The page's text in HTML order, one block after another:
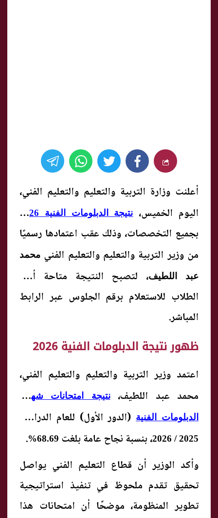
أعلنت وزارة التربية والتعليم والتعليم الفني،
اليوم الخميس،نتيجة الدبلومات الفنية 2026
بجميع التخصصات، وذلك عقب اعتمادها رسميًا
من وزير التربية والتعليم والتعليم الفني محمد
عبد اللطيف، لتصبح النتيجة متاحة أمام
الطلاب للاستعلام برقم الجلوس عبر الرابط
المباشر.
ظهور نتيجة الدبلومات الفنية 2026
اعتمد وزير التربية والتعليم والتعليم الفني،
محمد عبد اللطيف،نتيجة امتحانات شهادة
الدبلومات الفنية(الدور الأول) للعام الدراسي
2025 / 2026 ، بنسبة نجاح عامة بلغت 68.69%
.
وأكد الوزير أن قطاع التعليم الفني يواصل
تحقيق تقدم ملحوظ في تنفيذ استراتيجية
تطوير المنظومة، موضحًا أن امتحانات هذا